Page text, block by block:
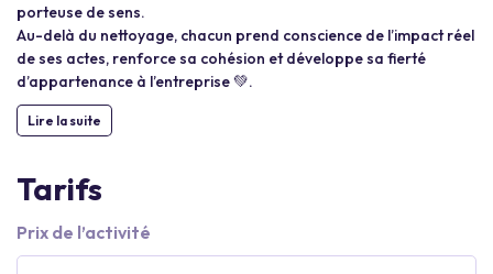
porteuse de sens.
Au-delà du nettoyage, chacun prend conscience de l’impact réel
de ses actes, renforce sa cohésion et développe sa fierté
d’appartenance à l’entreprise 💚.
Lire la suite
Tarifs
Prix de l’activité